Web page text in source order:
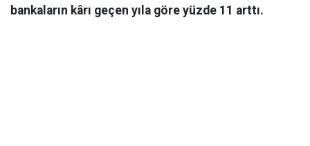
bankaların kârı geçen yıla göre yüzde 11 arttı.